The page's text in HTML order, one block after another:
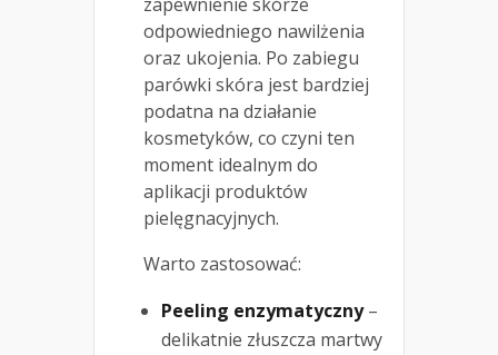
odpowiedniego nawilżenia
oraz ukojenia. Po zabiegu
parówki skóra jest bardziej
podatna na działanie
kosmetyków, co czyni ten
moment idealnym do
aplikacji produktów
pielęgnacyjnych.
Warto zastosować:
Peeling enzymatyczny–
delikatnie złuszcza martwy